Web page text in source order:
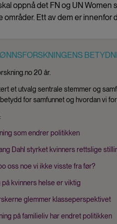
oppnå det FN og UN Women
områder. Ett av dem er innenfor
20 år.
et utvalg sentrale stemmer og
for samfunnet og hvordan vi
som endrer politikken
Dahl styrket kvinners rettslige
oss noe vi ikke visste fra før?
på kvinners helse er viktig
glemmer klasseperspektivet
på familieliv har endret politikken